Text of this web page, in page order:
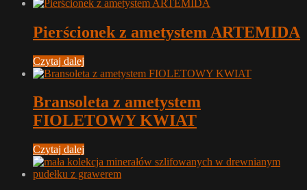
Pierścionek z ametystem ARTEMIDA
Czytaj dalej
Bransoleta z ametystem
FIOLETOWY KWIAT
Czytaj dalej